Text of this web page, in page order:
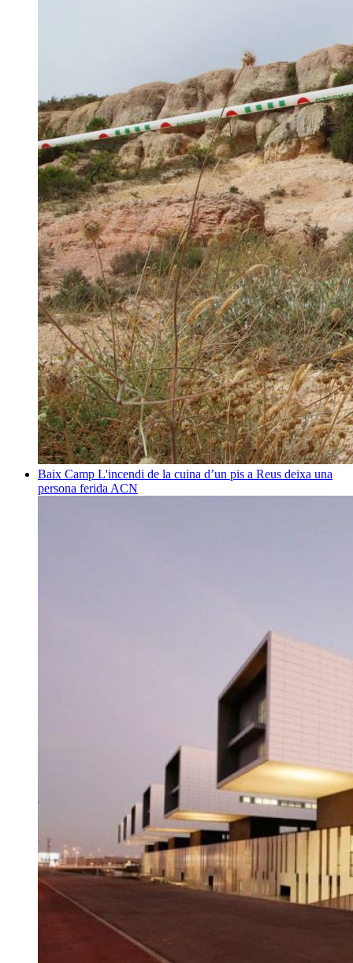
Baix Camp L'incendi de la cuina d’un pis a Reus deixa una
persona ferida ACN